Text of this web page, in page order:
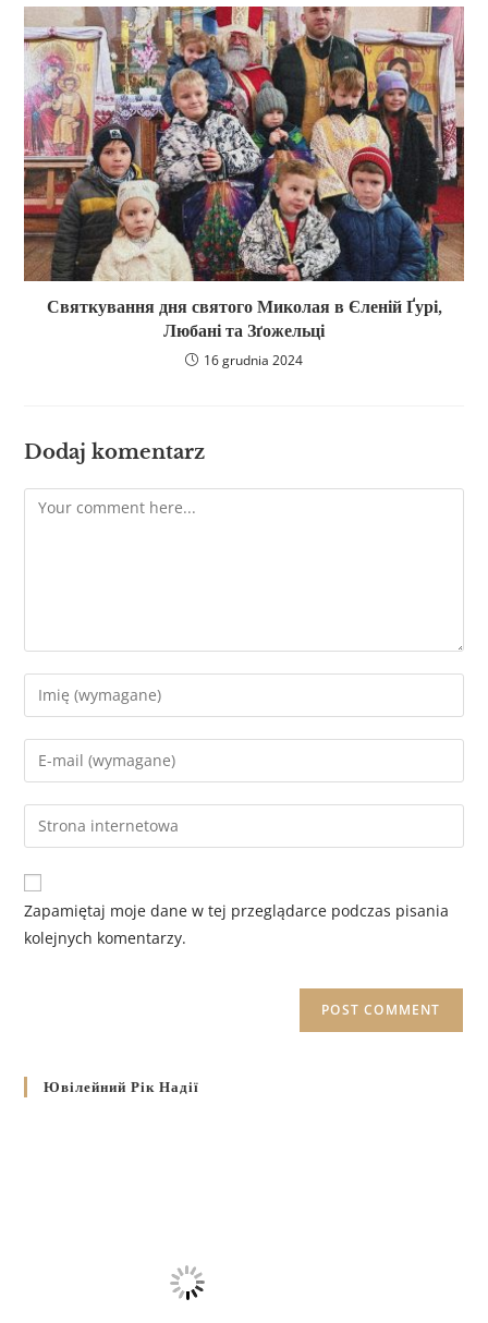
Святкування дня святого Миколая в Єленій Ґурі,
Любані та Зґожельці
16 grudnia 2024
Dodaj komentarz
Zapamiętaj moje dane w tej przeglądarce podczas pisania
kolejnych komentarzy.
Ювілейний Рік Надії